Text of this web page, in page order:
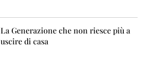
La Generazione che non riesce più a
uscire di casa